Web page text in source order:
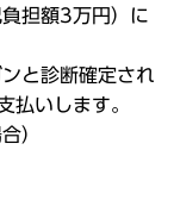
担額3万円）に
と診断確定され
払いします。
）